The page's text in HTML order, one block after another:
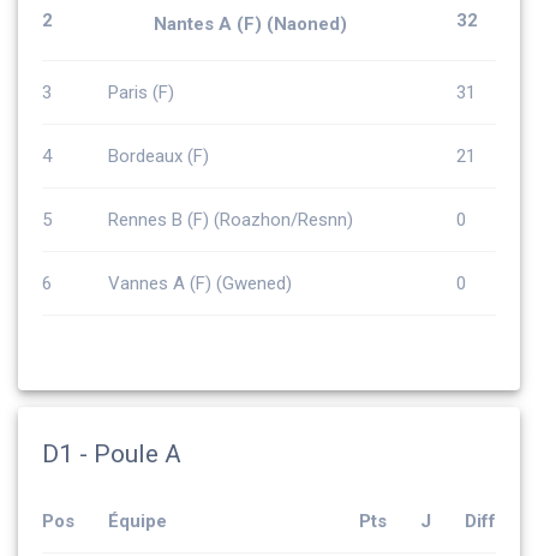
2 Nantes A (F) (Naoned) 32
3 Paris (F) 31
4 Bordeaux (F) 21
5 Rennes B (F) (Roazhon/Resnn) 0
6 Vannes A (F) (Gwened) 0
D1 - Poule A
Pos Équipe Pts J Diff